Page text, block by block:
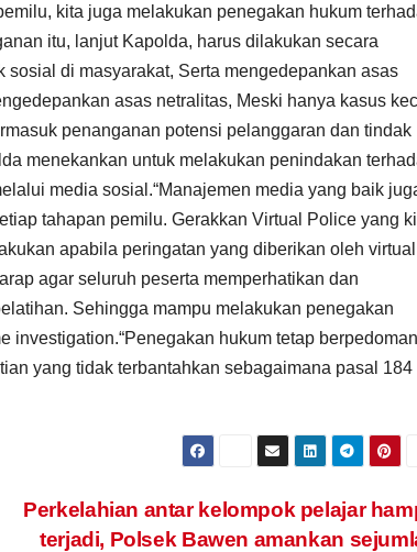
kita juga melakukan penegakan hukum
itu, lanjut Kapolda, harus dilakukan secara
di masyarakat, Serta mengedepankan asas
asas netralitas, Meski hanya kasus
penanganan potensi pelanggaran dan tindak
menekankan untuk melakukan penindakan
media sosial.“Manajemen media yang baik
tahapan pemilu. Gerakkan Virtual Police yang
apabila peringatan yang diberikan oleh virtual
agar seluruh peserta memperhatikan dan
Sehingga mampu melakukan penegakan
investigation.“Penegakan hukum tetap berpedoman
yang tidak terbantahkan sebagaimana pasal 184
Perkelahian antar kelompok pelajar
terjadi, Polsek Bawen amankan